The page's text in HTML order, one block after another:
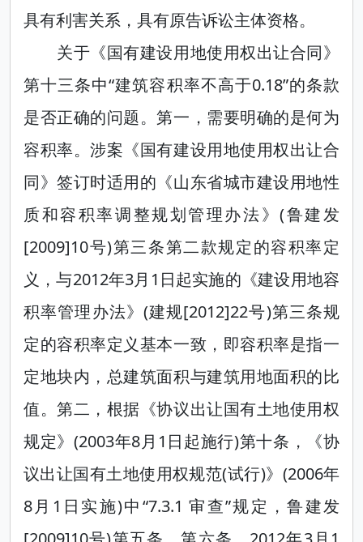
具有利害关系，具有原告诉讼主体资格。
关于《国有建设用地使用权出让合同》
第十三条中“建筑容积率不高于0.18”的条款
是否正确的问题。第一，需要明确的是何为
容积率。涉案《国有建设用地使用权出让合
同》签订时适用的《山东省城市建设用地性
质和容积率调整规划管理办法》(鲁建发
[2009]10号)第三条第二款规定的容积率定
义，与2012年3月1日起实施的《建设用地容
积率管理办法》(建规[2012]22号)第三条规
定的容积率定义基本一致，即容积率是指一
定地块内，总建筑面积与建筑用地面积的比
值。第二，根据《协议出让国有土地使用权
规定》(2003年8月1日起施行)第十条，《协
议出让国有土地使用权规范(试行)》(2006年
8月1日实施)中“7.3.1 审查”规定，鲁建发